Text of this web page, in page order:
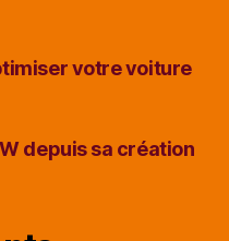
votre voiture
depuis sa création